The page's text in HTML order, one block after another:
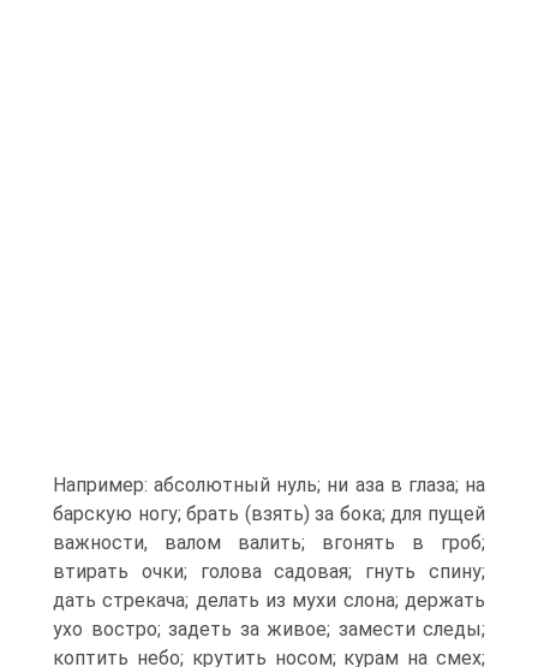
Например: абсолютный нуль; ни аза в глаза; на
барскую ногу; брать (взять) за бока; для пущей
важности, валом валить; вгонять в гроб;
втирать очки; голова садовая; гнуть спину;
дать стрекача; делать из мухи слона; держать
ухо востро; задеть за живое; замести следы;
коптить небо; крутить носом; курам на смех;